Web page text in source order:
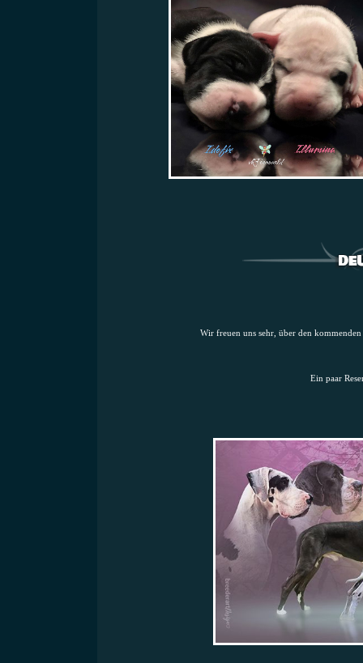
Wir freuen uns sehr, über den
Ein paar